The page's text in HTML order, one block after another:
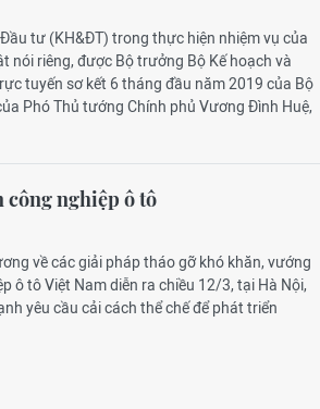
tư (KH&ĐT) trong thực hiện nhiệm vụ của
nói riêng, được Bộ trưởng Bộ Kế hoạch và
tuyến sơ kết 6 tháng đầu năm 2019 của Bộ
Phó Thủ tướng Chính phủ Vương Đình Huệ,
công nghiệp ô tô
về các giải pháp tháo gỡ khó khăn, vướng
ô tô Việt Nam diễn ra chiều 12/3, tại Hà Nội,
yêu cầu cải cách thể chế để phát triển